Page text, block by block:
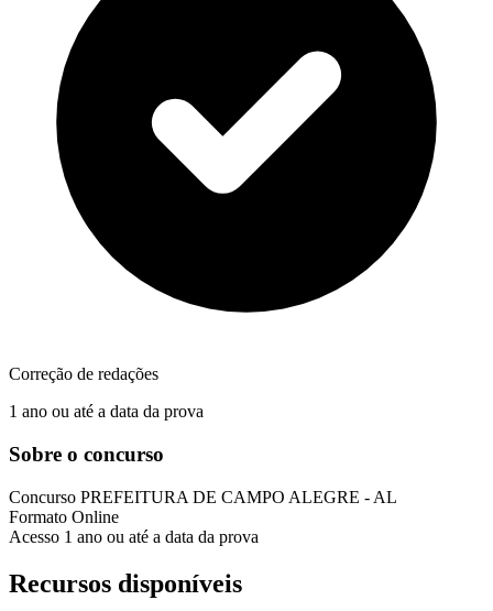
Correção de redações
1 ano ou até a data da prova
Sobre o concurso
Concurso PREFEITURA DE CAMPO ALEGRE - AL
Formato Online
Acesso 1 ano ou até a data da prova
Recursos disponíveis